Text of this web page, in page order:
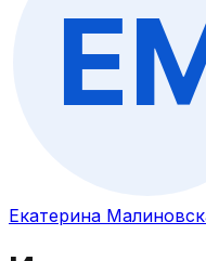
Екатерина